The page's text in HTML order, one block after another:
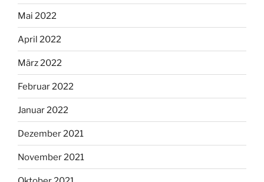
Mai 2022
April 2022
März 2022
Februar 2022
Januar 2022
Dezember 2021
November 2021